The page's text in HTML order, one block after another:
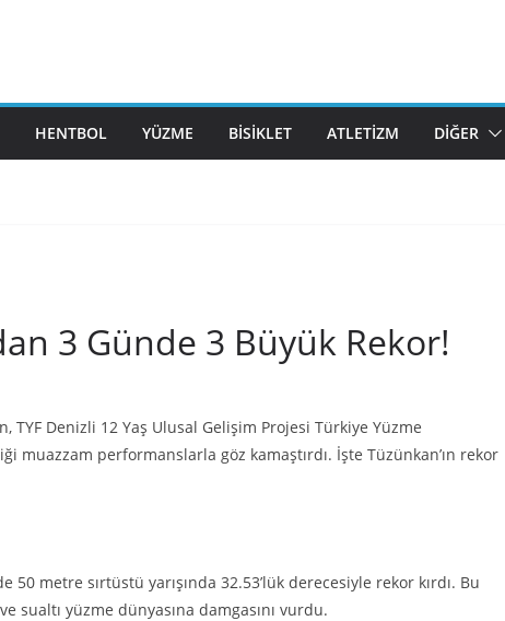
HENTBOL YÜZME BISIKLET ATLETIZM DIĞER
3 Günde 3 Büyük Rekor!
TYF Denizli 12 Yaş Ulusal Gelişim Projesi Türkiye Yüzme
muazzam performanslarla göz kamaştırdı. İşte Tüzünkan’ın rekor
metre sırtüstü yarışında 32.53’lük derecesiyle rekor kırdı. Bu
yüzme dünyasına damgasını vurdu.